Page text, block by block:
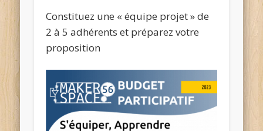
Constituez une « équipe projet » de
2 à 5 adhérents et préparez votre
proposition